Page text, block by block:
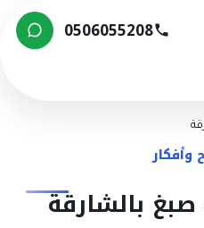
0506055208
وأفكار
بالشارقة